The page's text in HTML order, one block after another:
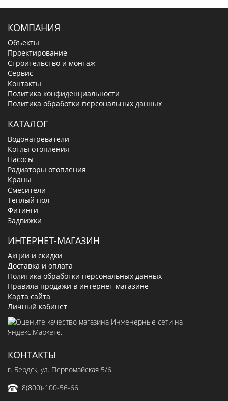
КОМПАНИЯ
Объекты
Проектирование
Строительство и монтаж
Сервис
Контакты
Политика конфиденциальности
Политика обработки персональных данных
КАТАЛОГ
Водонагреватели
Котлы отопления
Насосы
Радиаторы отопления
Краны
Смесители
Теплый пол
Фитинги
Задвижки
ИНТЕРНЕТ-МАГАЗИН
Акции и скидки
Доставка и оплата
Политика обработки персональных данных
Правила продажи в интернет-магазине
Карта сайта
Личный кабинет
КОНТАКТЫ
г. Бердск, ул. Первомайская 5/6
8(800)-100-56-66